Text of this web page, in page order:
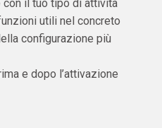
il tuo tipo di attività
utili nel concreto
configurazione più
e dopo l’attivazione